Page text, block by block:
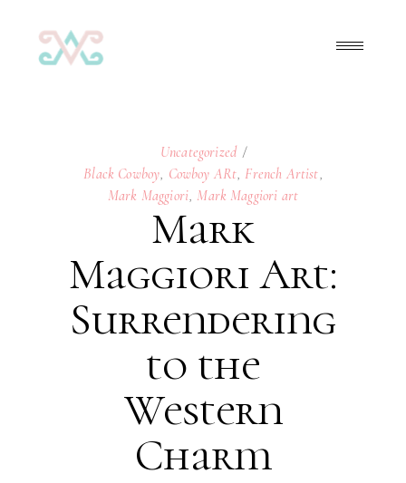
Uncategorized
Black Cowboy, Cowboy ARt, French Artist,
Mark Maggiori, Mark Maggiori art
Mark
Maggiori Art:
Surrendering
to the
Western
Charm